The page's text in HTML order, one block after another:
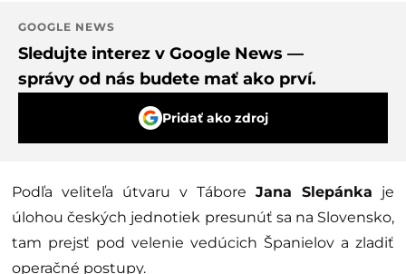
GOOGLE NEWS
Sledujte interez v Google News —
správy od nás budete mať ako prví.
Pridať ako zdroj
Podľa veliteľa útvaru v Tábore Jana Slepánka je
úlohou českých jednotiek presunúť sa na Slovensko,
tam prejsť pod velenie vedúcich Španielov a zladiť
operačné postupy.